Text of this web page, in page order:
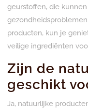
geurstoffen, die
producten, kun je
veilige ingrediënten
Zijn de
geschikt
Ja, natuurlijke